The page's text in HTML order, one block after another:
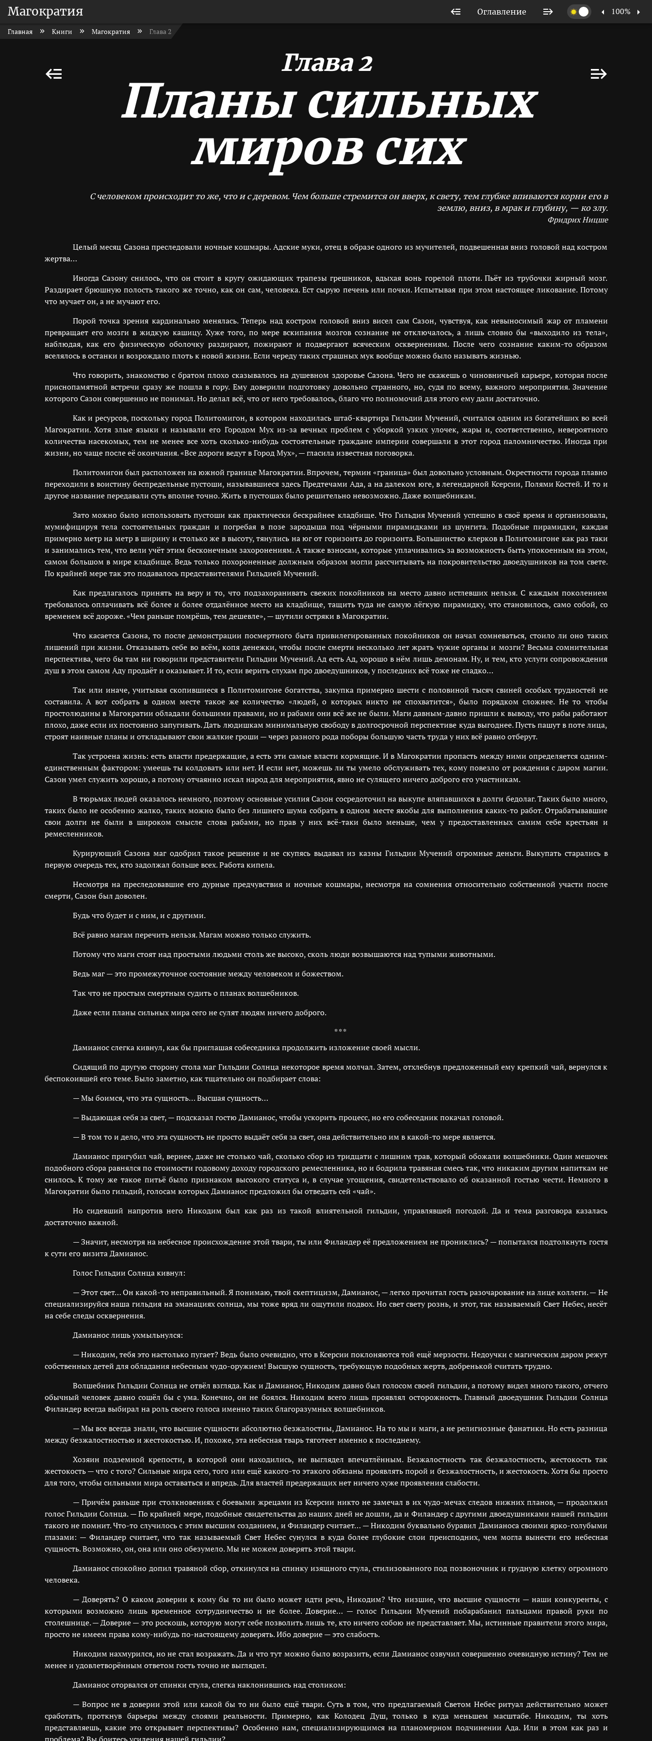
Магократия Оглавление 100%
Главная Книги Магократия Глава 2
Глава 2
Планы сильных
миров сих
С человеком происходит то же, что и с деревом. Чем больше стремится он вверх, к свету, тем глубже впиваются корни его в
землю, вниз, в мрак и глубину, — ко злу.
Фридрих Ницше
Целый месяц Сазона преследовали ночные кошмары. Адские муки, отец в образе одного из мучителей, подвешенная вниз головой над костром
жертва…
Иногда Сазону снилось, что он стоит в кругу ожидающих трапезы грешников, вдыхая вонь горелой плоти. Пьёт из трубочки жирный мозг.
Раздирает брюшную полость такого же точно, как он сам, человека. Ест сырую печень или почки. Испытывая при этом настоящее ликование. Потому
что мучает он, а не мучают его.
Порой точка зрения кардинально менялась. Теперь над костром головой вниз висел сам Сазон, чувствуя, как невыносимый жар от пламени
превращает его мозги в жидкую кашицу. Хуже того, по мере вскипания мозгов сознание не отключалось, а лишь словно бы «выходило из тела»,
наблюдая, как его физическую оболочку раздирают, пожирают и подвергают всяческим осквернениям. После чего сознание каким-то образом
вселялось в останки и возрождало плоть к новой жизни. Если череду таких страшных мук вообще можно было называть жизнью.
Что говорить, знакомство с братом плохо сказывалось на душевном здоровье Сазона. Чего не скажешь о чиновничьей карьере, которая после
приснопамятной встречи сразу же пошла в гору. Ему доверили подготовку довольно странного, но, судя по всему, важного мероприятия. Значение
которого Сазон совершенно не понимал. Но делал всё, что от него требовалось, благо что полномочий для этого ему дали достаточно.
Как и ресурсов, поскольку город Политомигон, в котором находилась штаб-квартира Гильдии Мучений, считался одним из богатейших во всей
Магократии. Хотя злые языки и называли его Городом Мух из-за вечных проблем с уборкой узких улочек, жары и, соответственно, невероятного
количества насекомых, тем не менее все хоть сколько-нибудь состоятельные граждане империи совершали в этот город паломничество. Иногда при
жизни, но чаще после её окончания. «Все дороги ведут в Город Мух», — гласила известная поговорка.
Политомигон был расположен на южной границе Магократии. Впрочем, термин «граница» был довольно условным. Окрестности города плавно
переходили в воистину беспредельные пустоши, называвшиеся здесь Предтечами Ада, а на далеком юге, в легендарной Ксерсии, Полями Костей. И то и
другое название передавали суть вполне точно. Жить в пустошах было решительно невозможно. Даже волшебникам.
Зато можно было использовать пустоши как практически бескрайнее кладбище. Что Гильдия Мучений успешно в своё время и организовала,
мумифицируя тела состоятельных граждан и погребая в позе зародыша под чёрными пирамидками из шунгита. Подобные пирамидки, каждая
примерно метр на метр в ширину и столько же в высоту, тянулись на юг от горизонта до горизонта. Большинство клерков в Политомигоне как раз таки
и занимались тем, что вели учёт этим бесконечным захоронениям. А также взносам, которые уплачивались за возможность быть упокоенным на этом,
самом большом в мире кладбище. Ведь только похороненные должным образом могли рассчитывать на покровительство двоедушников на том свете.
По крайней мере так это подавалось представителями Гильдией Мучений.
Как предлагалось принять на веру и то, что подзахоранивать свежих покойников на место давно истлевших нельзя. С каждым поколением
требовалось оплачивать всё более и более отдалённое место на кладбище, тащить туда не самую лёгкую пирамидку, что становилось, само собой, со
временем всё дороже. «Чем раньше помрёшь, тем дешевле», — шутили остряки в Магократии.
Что касается Сазона, то после демонстрации посмертного быта привилегированных покойников он начал сомневаться, стоило ли оно таких
лишений при жизни. Отказывать себе во всём, копя денежки, чтобы после смерти несколько лет жрать чужие органы и мозги? Весьма сомнительная
перспектива, чего бы там ни говорили представители Гильдии Мучений. Ад есть Ад, хорошо в нём лишь демонам. Ну, и тем, кто услуги сопровождения
душ в этом самом Аду продаёт и оказывает. И то, если верить слухам про двоедушников, у последних всё тоже не сладко…
Так или иначе, учитывая скопившиеся в Политомигоне богатства, закупка примерно шести с половиной тысяч свиней особых трудностей не
составила. А вот собрать в одном месте такое же количество «людей, о которых никто не спохватится», было порядком сложнее. Не то чтобы
простолюдины в Магократии обладали большими правами, но и рабами они всё же не были. Маги давным-давно пришли к выводу, что рабы работают
плохо, даже если их постоянно запугивать. Дать людишкам минимальную свободу в долгосрочной перспективе куда выгоднее. Пусть пашут в поте лица,
строят наивные планы и откладывают свои жалкие гроши — через разного рода поборы большую часть труда у них всё равно отберут.
Так устроена жизнь: есть власти предержащие, а есть эти самые власти кормящие. И в Магократии пропасть между ними определяется одним-
единственным фактором: умеешь ты колдовать или нет. И если нет, можешь ли ты умело обслуживать тех, кому повезло от рождения с даром магии.
Сазон умел служить хорошо, а потому отчаянно искал народ для мероприятия, явно не сулящего ничего доброго его участникам.
В тюрьмах людей оказалось немного, поэтому основные усилия Сазон сосредоточил на выкупе вляпавшихся в долги бедолаг. Таких было много,
таких было не особенно жалко, таких можно было без лишнего шума собрать в одном месте якобы для выполнения каких-то работ. Отрабатывавшие
свои долги не были в широком смысле слова рабами, но прав у них всё-таки было меньше, чем у предоставленных самим себе крестьян и
ремесленников.
Курирующий Сазона маг одобрил такое решение и не скупясь выдавал из казны Гильдии Мучений огромные деньги. Выкупать старались в
первую очередь тех, кто задолжал больше всех. Работа кипела.
Несмотря на преследовавшие его дурные предчувствия и ночные кошмары, несмотря на сомнения относительно собственной участи после
смерти, Сазон был доволен.
Будь что будет и с ним, и с другими.
Всё равно магам перечить нельзя. Магам можно только служить.
Потому что маги стоят над простыми людьми столь же высоко, сколь люди возвышаются над тупыми животными.
Ведь маг — это промежуточное состояние между человеком и божеством.
Так что не простым смертным судить о планах волшебников.
Даже если планы сильных мира сего не сулят людям ничего доброго.
* * *
Дамианос слегка кивнул, как бы приглашая собеседника продолжить изложение своей мысли.
Сидящий по другую сторону стола маг Гильдии Солнца некоторое время молчал. Затем, отхлебнув предложенный ему крепкий чай, вернулся к
беспокоившей его теме. Было заметно, как тщательно он подбирает слова:
— Мы боимся, что эта сущность… Высшая сущность…
— Выдающая себя за свет, — подсказал гостю Дамианос, чтобы ускорить процесс, но его собеседник покачал головой.
— В том то и дело, что эта сущность не просто выдаёт себя за свет, она действительно им в какой-то мере является.
Дамианос пригубил чай, вернее, даже не столько чай, сколько сбор из тридцати с лишним трав, который обожали волшебники. Один мешочек
подобного сбора равнялся по стоимости годовому доходу городского ремесленника, но и бодрила травяная смесь так, что никаким другим напиткам не
снилось. К тому же такое питьё было признаком высокого статуса и, в случае угощения, свидетельствовало об оказанной гостью чести. Немного в
Магократии было гильдий, голосам которых Дамианос предложил бы отведать сей «чай».
Но сидевший напротив него Никодим был как раз из такой влиятельной гильдии, управлявшей погодой. Да и тема разговора казалась
достаточно важной.
— Значит, несмотря на небесное происхождение этой твари, ты или Филандер её предложением не прониклись? — попытался подтолкнуть гостя
к сути его визита Дамианос.
Голос Гильдии Солнца кивнул:
— Этот свет… Он какой-то неправильный. Я понимаю, твой скептицизм, Дамианос, — легко прочитал гость разочарование на лице коллеги. — Не
специализируйся наша гильдия на эманациях солнца, мы тоже вряд ли ощутили подвох. Но свет свету рознь, и этот, так называемый Свет Небес, несёт
на себе следы осквернения.
Дамианос лишь ухмыльнулся:
— Никодим, тебя это настолько пугает? Ведь было очевидно, что в Ксерсии поклоняются той ещё мерзости. Недоучки с магическим даром режут
собственных детей для обладания небесным чудо-оружием! Высшую сущность, требующую подобных жертв, добренькой считать трудно.
Волшебник Гильдии Солнца не отвёл взгляда. Как и Дамианос, Никодим давно был голосом своей гильдии, а потому видел много такого, отчего
обычный человек давно сошёл бы с ума. Конечно, он не боялся. Никодим всего лишь проявлял осторожность. Главный двоедушник Гильдии Солнца
Филандер всегда выбирал на роль своего голоса именно таких благоразумных волшебников.
— Мы все всегда знали, что высшие сущности абсолютно безжалостны, Дамианос. На то мы и маги, а не религиозные фанатики. Но есть разница
между безжалостностью и жестокостью. И, похоже, эта небесная тварь тяготеет именно к последнему.
Хозяин подземной крепости, в которой они находились, не выглядел впечатлённым. Безжалостность так безжалостность, жестокость так
жестокость — что с того? Сильные мира сего, того или ещё какого-то этакого обязаны проявлять порой и безжалостность, и жестокость. Хотя бы просто
для того, чтобы сильными мира оставаться и впредь. Для властей предержащих нет ничего хуже проявления слабости.
— Причём раньше при столкновениях с боевыми жрецами из Ксерсии никто не замечал в их чудо-мечах следов нижних планов, — продолжил
голос Гильдии Солнца. — По крайней мере, подобные свидетельства до наших дней не дошли, да и Филандер с другими двоедушниками нашей гильдии
такого не помнит. Что-то случилось с этим высшим созданием, и Филандер считает… — Никодим буквально буравил Дамианоса своими ярко-голубыми
глазами: — Филандер считает, что так называемый Свет Небес сунулся в куда более глубокие слои преисподних, чем могла вынести его небесная
сущность. Возможно, он, она или оно обезумело. Мы не можем доверять этой твари.
Дамианос спокойно допил травяной сбор, откинулся на спинку изящного стула, стилизованного под позвоночник и грудную клетку огромного
человека.
— Доверять? О каком доверии к кому бы то ни было может идти речь, Никодим? Что низшие, что высшие сущности — наши конкуренты, с
которыми возможно лишь временное сотрудничество и не более. Доверие… — голос Гильдии Мучений побарабанил пальцами правой руки по
столешнице. — Доверие — это роскошь, которую могут себе позволить лишь те, кто ничего собою не представляет. Мы, истинные правители этого мира,
просто не имеем права кому-нибудь по-настоящему доверять. Ибо доверие — это слабость.
Никодим нахмурился, но не стал возражать. Да и что тут можно было возразить, если Дамианос озвучил совершенно очевидную истину? Тем не
менее и удовлетворённым ответом гость точно не выглядел.
Дамианос оторвался от спинки стула, слегка наклонившись над столиком:
— Вопрос не в доверии этой или какой бы то ни было ещё твари. Суть в том, что предлагаемый Светом Небес ритуал действительно может
сработать, проткнув барьеры между слоями реальности. Примерно, как Колодец Душ, только в куда меньшем масштабе. Никодим, ты хоть
представляешь, какие это открывает перспективы? Особенно нам, специализирующимся на планомерном подчинении Ада. Или в этом как раз и